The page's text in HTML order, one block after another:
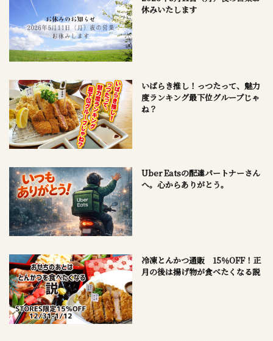
休みいたします
いばらき推し！っつたって、魅力
度ランキング最下位グループじゃ
ね？
Uber Eatsの配達パートナーさん
へ。心からありがとう。
冷凍とんかつ通販 15％OFF！正
月の後は揚げ物が食べたくなる説